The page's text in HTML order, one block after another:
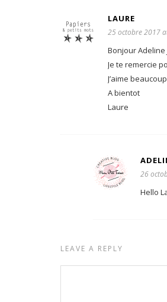
LAURE
25 octobre 2017
Bonjour Adeline
Je te remercie
J’aime
A bientot
Laure
26
Hello
LEAVE A REPLY